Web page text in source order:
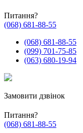
Питання?
(068) 681-88-55
(068) 681-88-55
(099) 701-75-85
(063) 680-19-94
Замовити дзвінок
Питання?
(068) 681-88-55